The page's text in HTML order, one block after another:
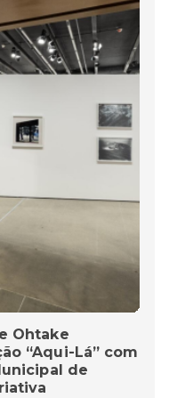
Ohtake
“Aqui-Lá” com
de